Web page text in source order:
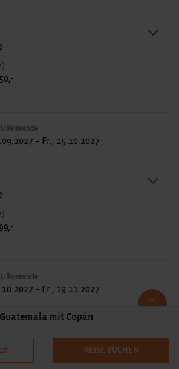
Reiseende
– Fr., 15.10.2027
Reiseende
– Fr., 19.11.2027
mit Copán
REISE BUCHEN